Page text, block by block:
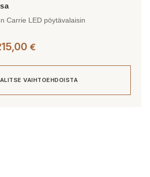
Carrie LED pöytävalaisin
€
215,00 €
VAIHTOEHDOISTA